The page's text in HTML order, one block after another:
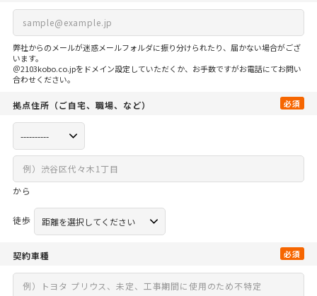
弊社からのメールが迷惑メールフォルダに振り分けられたり、届かない場合がござ
います。
＠2103kobo.co.jpをドメイン設定していただくか、お手数ですがお電話にてお問い
合わせください。
拠点住所 （ご自宅、 職場、など） 必須
から
徒歩
契約車種 必須